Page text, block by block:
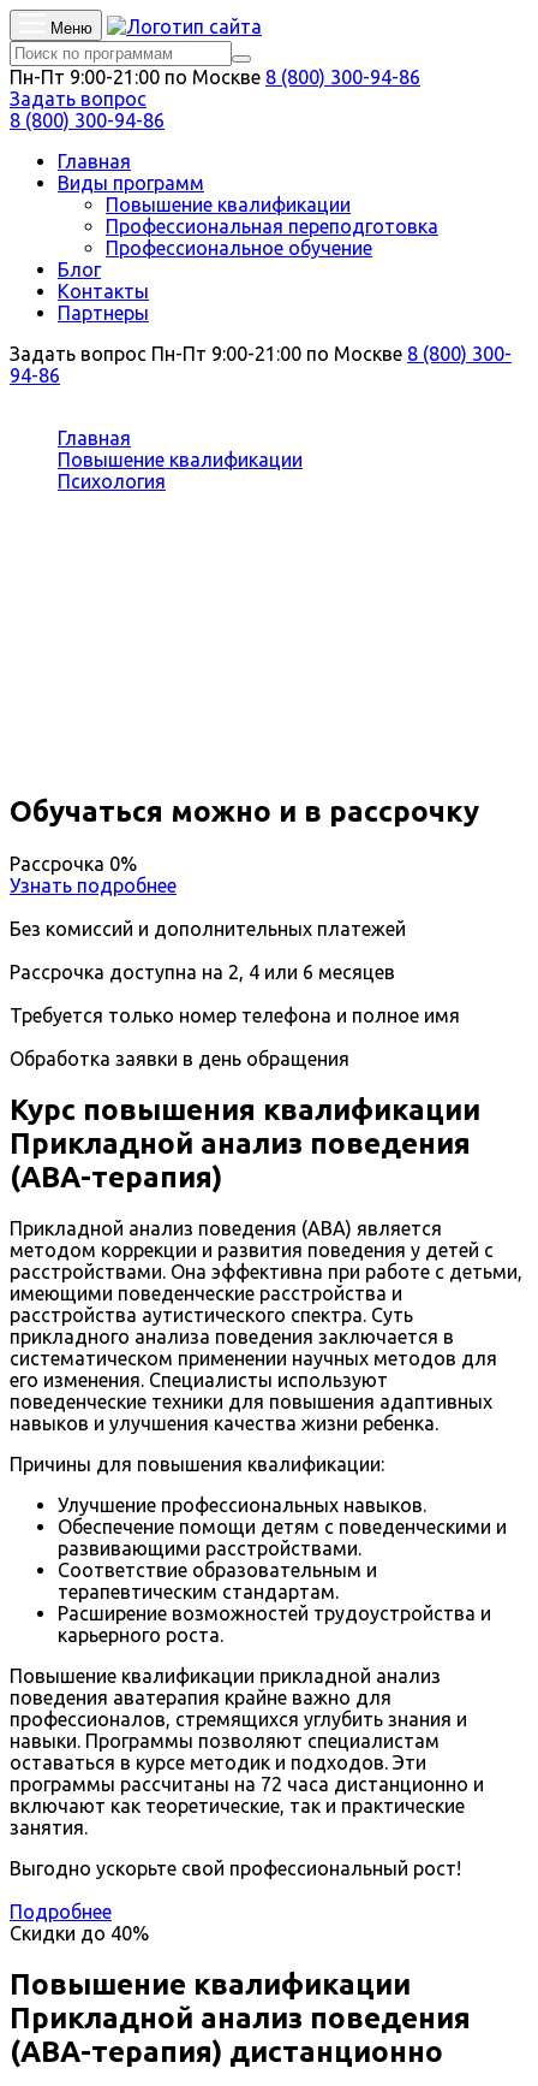
Меню
Пн-Пт 9:00-21:00 по Москве 8 (800) 300-94-86
Задать вопрос
8 (800) 300-94-86
Главная
Виды программ
Повышение квалификации
Профессиональная переподготовка
Профессиональное обучение
Блог
Контакты
Партнеры
Задать вопрос Пн-Пт 9:00-21:00 по Москве 8 (800) 300-
94-86
Главная
Повышение квалификации
Психология
Обучаться можно и в рассрочку
Рассрочка 0%
Узнать подробнее
Без комиссий и дополнительных платежей
Рассрочка доступна на 2, 4 или 6 месяцев
Требуется только номер телефона и полное имя
Обработка заявки в день обращения
Курс повышения квалификации
Прикладной анализ поведения
(АВА-терапия)
Прикладной анализ поведения (ABA) является
методом коррекции и развития поведения у детей с
расстройствами. Она эффективна при работе с детьми,
имеющими поведенческие расстройства и
расстройства аутистического спектра. Суть
прикладного анализа поведения заключается в
систематическом применении научных методов для
его изменения. Специалисты используют
поведенческие техники для повышения адаптивных
навыков и улучшения качества жизни ребенка.
Причины для повышения квалификации:
Улучшение профессиональных навыков.
Обеспечение помощи детям с поведенческими и
развивающими расстройствами.
Соответствие образовательным и
терапевтическим стандартам.
Расширение возможностей трудоустройства и
карьерного роста.
Повышение квалификации прикладной анализ
поведения аватерапия крайне важно для
профессионалов, стремящихся углубить знания и
навыки. Программы позволяют специалистам
оставаться в курсе методик и подходов. Эти
программы рассчитаны на 72 часа дистанционно и
включают как теоретические, так и практические
занятия.
Выгодно ускорьте свой профессиональный рост!
Подробнее
Скидки до 40%
Повышение квалификации
Прикладной анализ поведения
(АВА-терапия) дистанционно